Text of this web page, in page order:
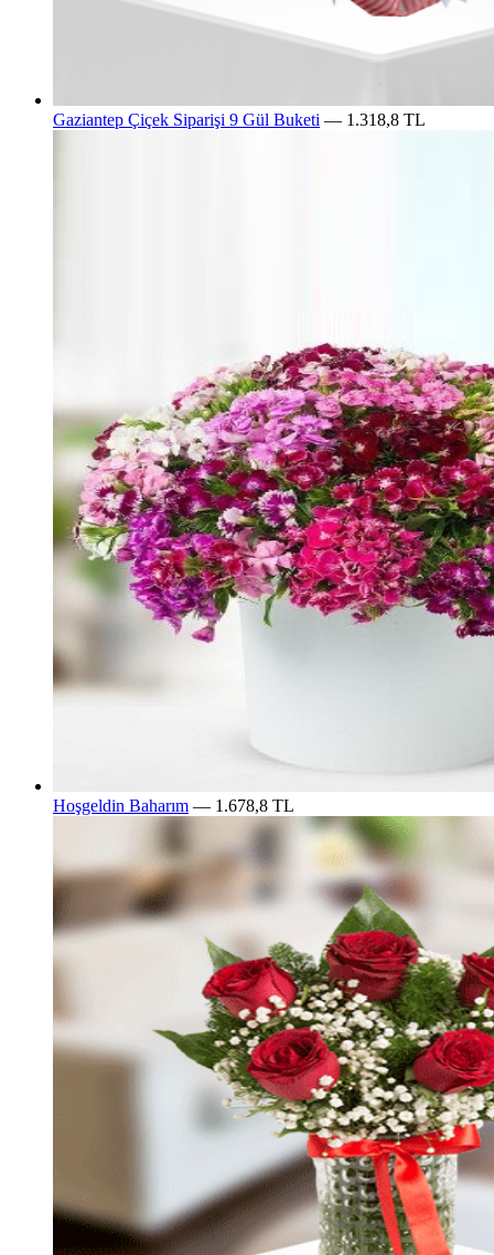
Gaziantep Çiçek Siparişi 9 Gül Buketi — 1.318,8 TL
Hoşgeldin Baharım — 1.678,8 TL